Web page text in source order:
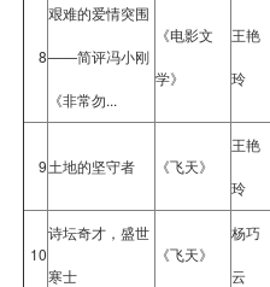
8
艰难的爱情突围
——简评冯小刚
《非常勿...
《电影文
学》
王艳
玲
9土地的坚守者 《飞天》
王艳
玲
10
诗坛奇才，盛世
寒士
《飞天》
杨巧
云